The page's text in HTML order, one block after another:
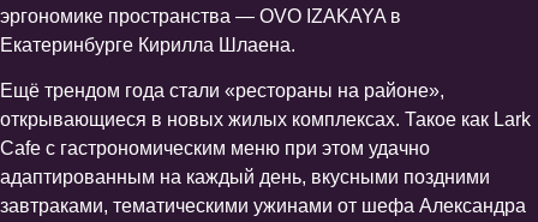
эргономике пространства — OVO IZAKAYA в
Екатеринбурге Кирилла Шлаена.
Ещё трендом года стали «рестораны на районе»,
открывающиеся в новых жилых комплексах. Такое как Lark
Cafe с гастрономическим меню при этом удачно
адаптированным на каждый день, вкусными поздними
завтраками, тематическими ужинами от шефа Александра